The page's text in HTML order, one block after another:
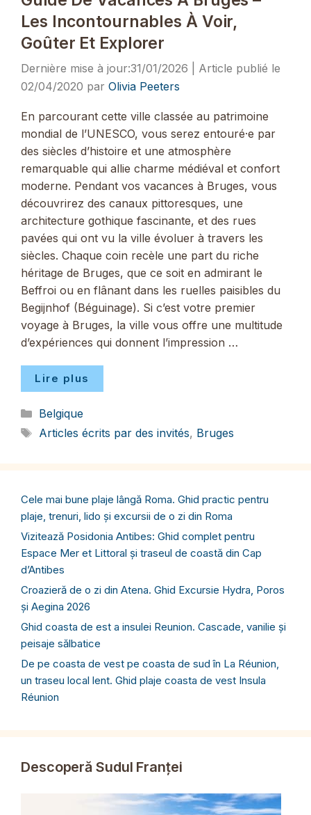
Les Incontournables À Voir,
Goûter Et Explorer
31/01/2026
02/04/2020 par Olivia Peeters
En parcourant cette ville classée au patrimoine
mondial de l’UNESCO, vous serez entouré·e par
des siècles d’histoire et une atmosphère
remarquable qui allie charme médiéval et confort
moderne. Pendant vos vacances à Bruges, vous
découvrirez des canaux pittoresques, une
architecture gothique fascinante, et des rues
pavées qui ont vu la ville évoluer à travers les
siècles. Chaque coin recèle une part du riche
héritage de Bruges, que ce soit en admirant le
Beffroi ou en flânant dans les ruelles paisibles du
Begijnhof (Béguinage). Si c’est votre premier
voyage à Bruges, la ville vous offre une multitude
d’expériences qui donnent l’impression …
Lire plus
Catégories
Belgique
Étiquettes
Articles écrits par des invités, Bruges
Cele mai bune plaje lângă Roma. Ghid practic pentru
plaje, trenuri, lido și excursii de o zi din Roma
Vizitează Posidonia Antibes: Ghid complet pentru
Espace Mer et Littoral și traseul de coastă din Cap
d’Antibes
Croazieră de o zi din Atena. Ghid Excursie Hydra, Poros
și Aegina 2026
Ghid coasta de est a insulei Reunion. Cascade, vanilie și
peisaje sălbatice
De pe coasta de vest pe coasta de sud în La Réunion,
un traseu local lent. Ghid plaje coasta de vest Insula
Réunion
Descoperă Sudul Franței